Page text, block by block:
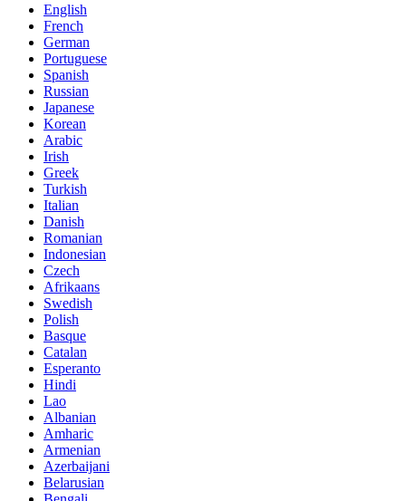
English
French
German
Portuguese
Spanish
Russian
Japanese
Korean
Arabic
Irish
Greek
Turkish
Italian
Danish
Romanian
Indonesian
Czech
Afrikaans
Swedish
Polish
Basque
Catalan
Esperanto
Hindi
Lao
Albanian
Amharic
Armenian
Azerbaijani
Belarusian